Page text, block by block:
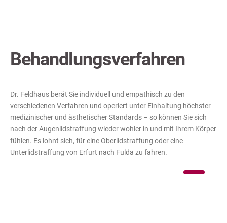
Behandlungsverfahren
Dr. Feldhaus berät Sie individuell und empathisch zu den
verschiedenen Verfahren und operiert unter Einhaltung höchster
medizinischer und ästhetischer Standards – so können Sie sich
nach der Augenlidstraffung wieder wohler in und mit Ihrem Körper
fühlen. Es lohnt sich, für eine Oberlidstraffung oder eine
Unterlidstraffung von Erfurt nach Fulda zu fahren.